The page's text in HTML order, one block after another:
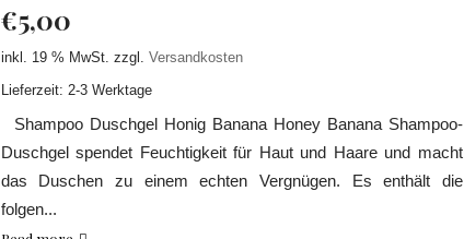
€5,00
inkl. 19 % MwSt. zzgl. Versandkosten
Lieferzeit: 2-3 Werktage
Shampoo Duschgel Honig Banana Honey Banana Shampoo-
Duschgel spendet Feuchtigkeit für Haut und Haare und macht
das Duschen zu einem echten Vergnügen. Es enthält die
folgen...